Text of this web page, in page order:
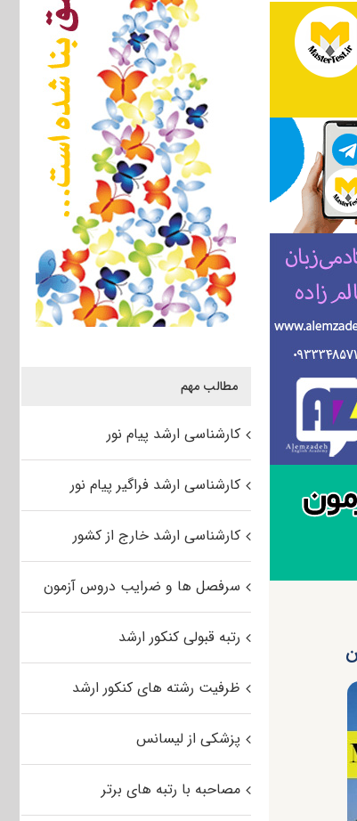
مطالب مهم
کارشناسی ارشد پیام نور
کارشناسی ارشد فراگیر پیام نور
کارشناسی ارشد خارج از کشور
سرفصل ها و ضرایب دروس آزمون
رتبه قبولی کنکور ارشد
ظرفیت رشته های کنکور ارشد
پزشکی از لیسانس
مصاحبه با رتبه های برتر